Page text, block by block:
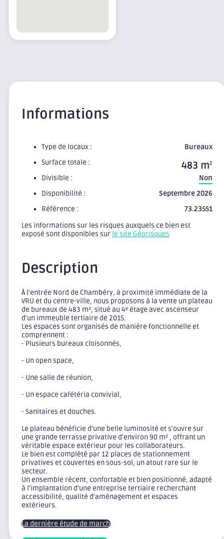
Informations
Type de locaux :
Bureaux
Surface totale :
483 m2
Divisible :
Non
Disponibilité :
Septembre 2026
Référence :
73.23551
Les informations sur les risques auxquels ce bien est
exposé sont disponibles sur le site Géorisques
Description
À l'entrée Nord de Chambéry, à proximité immédiate de la
VRU et du centre-ville, nous proposons à la vente un plateau
de bureaux de 483 m², situé au 4ᵉ étage avec ascenseur
d'un immeuble tertiaire de 2015.
Les espaces sont organisés de manière fonctionnelle et
comprennent :
- Plusieurs bureaux cloisonnés,
- Un open space,
- Une salle de réunion,
- Un espace cafétéria convivial,
- Sanitaires et douches.
Le plateau bénéficie d'une belle luminosité et s'ouvre sur
une grande terrasse privative d'environ 90 m² , offrant un
véritable espace extérieur pour les collaborateurs.
Le bien est complété par 12 places de stationnement
privatives et couvertes en sous-sol, un atout rare sur le
secteur.
Un ensemble récent, confortable et bien positionné, adapté
à l'implantation d'une entreprise tertiaire recherchant
accessibilité, qualité d'aménagement et espaces
extérieurs.
La dernière étude de marché